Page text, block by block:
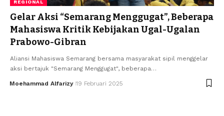
REGIONAL
Gelar Aksi “Semarang Menggugat”, Beberapa
Mahasiswa Kritik Kebijakan Ugal-Ugalan
Prabowo-Gibran
Aliansi Mahasiswa Semarang bersama masyarakat sipil menggelar
aksi bertajuk "Semarang Menggugat", beberapa…
Moehammad Alfarizy 19 Februari 2025